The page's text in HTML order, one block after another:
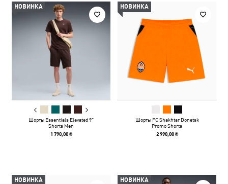
НОВИНКА
Шорты Essentials Elevated 9"
Shorts Men
1 790,00 ₴
НОВИНКА
Шорты FC Shakhtar Donetsk
Promo Shorts
2 990,00 ₴
НОВИНКА НОВИНКА